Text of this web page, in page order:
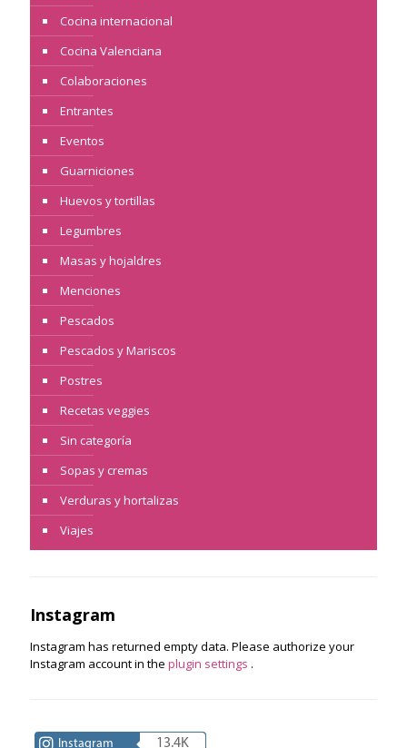
Cocina internacional
Cocina Valenciana
Colaboraciones
Entrantes
Eventos
Guarniciones
Huevos y tortillas
Legumbres
Masas y hojaldres
Menciones
Pescados
Pescados y Mariscos
Postres
Recetas veggies
Sin categoría
Sopas y cremas
Verduras y hortalizas
Viajes
Instagram
Instagram has returned empty data. Please authorize your
Instagram account in the plugin settings .
Instagram 13.4K